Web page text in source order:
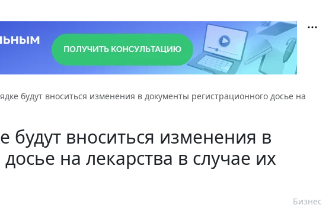
будут вноситься изменения в документы регистрационного досье на
будут вноситься изменения в
на лекарства в случае их
Бизнес